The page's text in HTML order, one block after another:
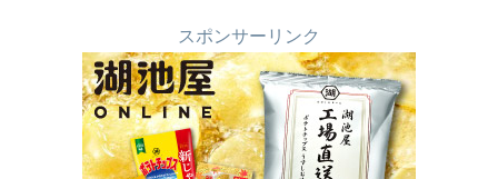
スポンサーリンク